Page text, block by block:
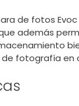
de fotos
además
fotografía en